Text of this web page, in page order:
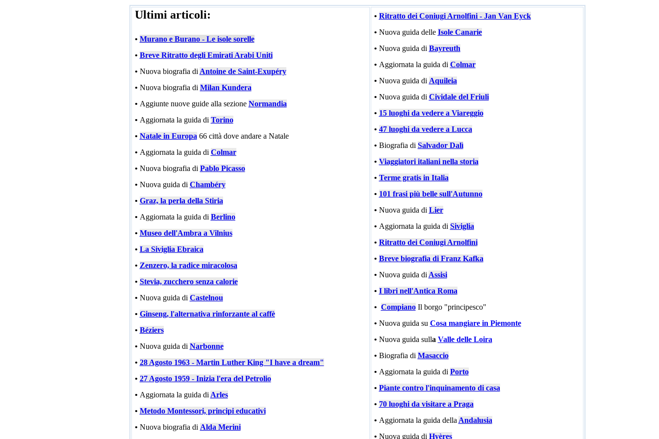
Ultimi articoli:
• Murano e Burano - Le isole sorelle
• Breve Ritratto degli Emirati Arabi Uniti
• Nuova biografia di Antoine de Saint-Exupéry
• Nuova biografia di Milan Kundera
• Aggiunte nuove guide alla sezione Normandia
• Aggiornata la guida di Torino
• Natale in Europa 66 città dove andare a Natale
• Aggiornata la guida di Colmar
• Nuova biografia di Pablo Picasso
• Nuova guida di Chambéry
• Graz, la perla della Stiria
• Aggiornata la guida di Berlino
• Museo dell'Ambra a Vilnius
• La Siviglia Ebraica
• Zenzero, la radice miracolosa
• Stevia, zucchero senza calorie
• Nuova guida di Castelnou
• Ginseng, l'alternativa rinforzante al caffè
• Béziers
• Nuova guida di Narbonne
• 28 Agosto 1963 - Martin Luther King "I have a dream"
• 27 Agosto 1959 - Inizia l'era del Petrolio
• Aggiornata la guida di Arles
• Metodo Montessori, principi educativi
• Nuova biografia di Alda Merini
• Ritratto dei Coniugi Arnolfini - Jan Van Eyck
• Nuova guida delle Isole Canarie
• Nuova guida di Bayreuth
• Aggiornata la guida di Colmar
• Nuova guida di Aquileia
• Nuova guida di Cividale del Friuli
• 15 luoghi da vedere a Viareggio
• 47 luoghi da vedere a Lucca
• Biografia di Salvador Dalì
• Viaggiatori italiani nella storia
• Terme gratis in Italia
• 101 frasi più belle sull'Autunno
• Nuova guida di Lier
• Aggiornata la guida di Siviglia
• Ritratto dei Coniugi Arnolfini
• Breve biografia di Franz Kafka
• Nuova guida di Assisi
• I libri nell'Antica Roma
• Compiano Il borgo "principesco"
• Nuova guida su Cosa mangiare in Piemonte
• Nuova guida sulla Valle delle Loira
• Biografia di Masaccio
• Aggiornata la guida di Porto
• Piante contro l'inquinamento di casa
• 70 luoghi da visitare a Praga
• Aggiornata la guida della Andalusia
• Nuova guida di Hyères